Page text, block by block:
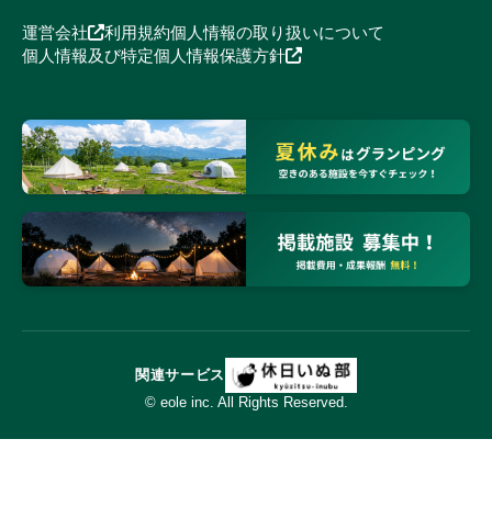
運営会社 利用規約個人情報の取り扱いについて
個人情報及び特定個人情報保護方針
関連サービス
© eole inc. All Rights Reserved.